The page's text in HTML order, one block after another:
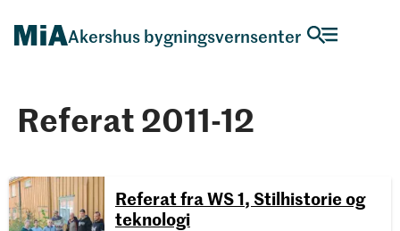
Akershus bygningsvernsenter
Referat 2011-12
Referat fra WS 1, Stilhistorie og
teknologi